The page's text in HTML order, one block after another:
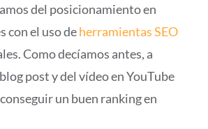
del posicionamiento en
con el uso deherramientas SEO
Como decíamos antes, a
post y del vídeo en YouTube
un buen ranking en